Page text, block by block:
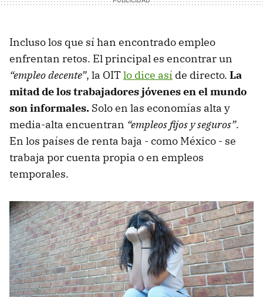
Incluso los que sí han encontrado empleo
enfrentan retos. El principal es encontrar un
“empleo decente”, la OITlo dice así de directo. La
mitad de los trabajadores jóvenes en el mundo
son informales. Solo en las economías alta y
media-alta encuentran “empleos fijos y seguros”.
En los países de renta baja - como México - se
trabaja por cuenta propia o en empleos
temporales.